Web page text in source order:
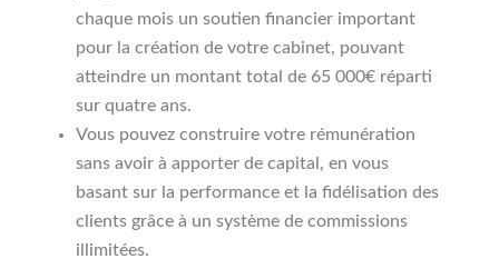
chaque mois un soutien financier important
pour la création de votre cabinet, pouvant
atteindre un montant total de 65 000€ réparti
sur quatre ans.
Vous pouvez construire votre rémunération
sans avoir à apporter de capital, en vous
basant sur la performance et la fidélisation des
clients grâce à un système de commissions
illimitées.